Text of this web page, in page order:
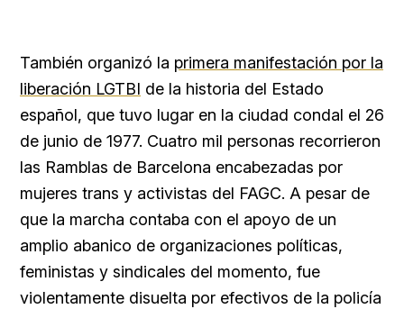
También organizó la primera manifestación por la
liberación LGTBI de la historia del Estado
español, que tuvo lugar en la ciudad condal el 26
de junio de 1977. Cuatro mil personas recorrieron
las Ramblas de Barcelona encabezadas por
mujeres trans y activistas del FAGC. A pesar de
que la marcha contaba con el apoyo de un
amplio abanico de organizaciones políticas,
feministas y sindicales del momento, fue
violentamente disuelta por efectivos de la policía